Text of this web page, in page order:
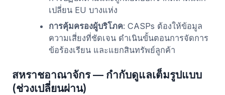
เปลี่ยน EU บางแห่ง
การคุ้มครองผู้บริโภค: CASPs ต้องให้ข้อมูล
ความเสี่ยงที่ชัดเจน ดำเนินขั้นตอนการจัดการ
ข้อร้องเรียน และแยกสินทรัพย์ลูกค้า
สหราชอาณาจักร — กำกับดูแลเต็มรูปแบบ
(ช่วงเปลี่ยนผ่าน)